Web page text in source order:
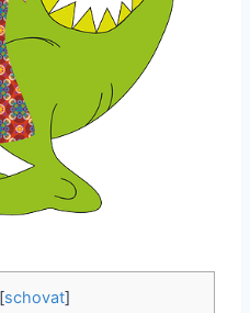
[schovat]